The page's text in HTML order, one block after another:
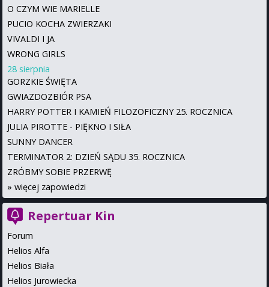
O CZYM WIE MARIELLE
PUCIO KOCHA ZWIERZAKI
VIVALDI I JA
WRONG GIRLS
28 sierpnia
GORZKIE ŚWIĘTA
GWIAZDOZBIÓR PSA
HARRY POTTER I KAMIEŃ FILOZOFICZNY 25. ROCZNICA
JULIA PIROTTE - PIĘKNO I SIŁA
SUNNY DANCER
TERMINATOR 2: DZIEŃ SĄDU 35. ROCZNICA
ZRÓBMY SOBIE PRZERWĘ
» więcej zapowiedzi
Repertuar Kin
Forum
Helios Alfa
Helios Biała
Helios Jurowiecka